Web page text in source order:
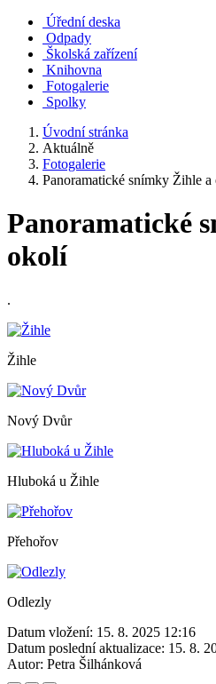
Úřední deska
Odpady
Školská zařízení
Knihovna
Fotogalerie
Spolky
Úvodní stránka
Aktuálně
Fotogalerie
Panoramatické snímky Žihle
Panoramatické
okolí
.
Žihle
Nový Dvůr
Hluboká u Žihle
Přehořov
Odlezly
Datum vložení: 15. 8. 2025 12:16
Datum poslední aktualizace: 15. 8.
Autor: Petra Šilhánková